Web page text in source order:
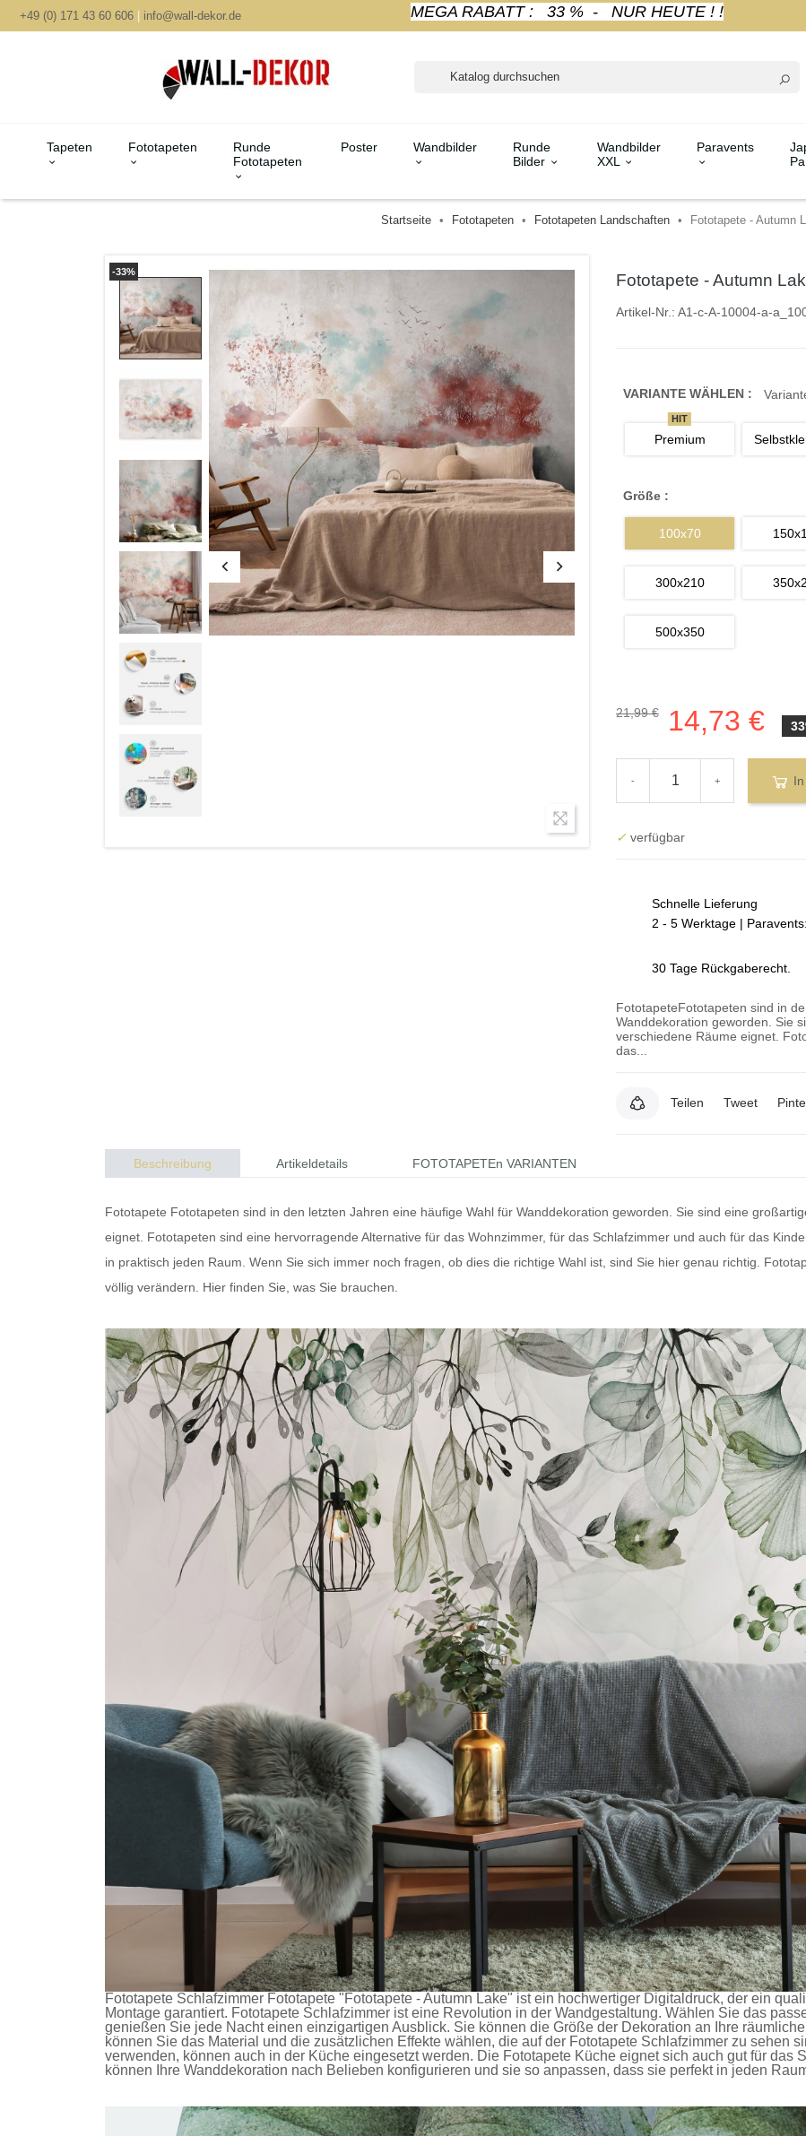
+49 (0) 171 43 60 606 | info@wall-dekor.de MEGA RABATT : 33 % - NUR HEUTE ! !
Tapeten Fototapeten
Runde
Fototapeten
Poster Wandbilder
Runde
Bilder
Wandbilder
XXL
Paravents
Startseite Fototapeten Fototapeten Landschaften Fototapete - Autumn
-33% Fototapete - Autumn
Artikel-Nr.: A1-c-A-10004-a-
VARIANTE WÄHLEN :
Premium
HIT
Größe :
100x70
300x210
500x350
21,99 € 14,73 €
- +
✓ verfügbar
Schnelle Lieferung
2 - 5 Werktage |
30 Tage Rückgaberecht.
FototapeteFototapeten sind in
Wanddekoration geworden. Sie
verschiedene Räume eignet.
das...
Teilen Tweet
Beschreibung Artikeldetails FOTOTAPETEn VARIANTEN
Fototapete Fototapeten sind in den letzten Jahren eine häufige Wahl für Wanddekoration geworden. Sie sind eine
eignet. Fototapeten sind eine hervorragende Alternative für das Wohnzimmer, für das Schlafzimmer und auch für das
in praktisch jeden Raum. Wenn Sie sich immer noch fragen, ob dies die richtige Wahl ist, sind Sie hier genau richtig.
völlig verändern. Hier finden Sie, was Sie brauchen.
Fototapete Schlafzimmer Fototapete "Fototapete - Autumn Lake" ist ein hochwertiger Digitaldruck, der ein
Montage garantiert. Fototapete Schlafzimmer ist eine Revolution in der Wandgestaltung. Wählen Sie das
genießen Sie jede Nacht einen einzigartigen Ausblick. Sie können die Größe der Dekoration an Ihre
können Sie das Material und die zusätzlichen Effekte wählen, die auf der Fototapete Schlafzimmer zu sehen
verwenden, können auch in der Küche eingesetzt werden. Die Fototapete Küche eignet sich auch gut für das
können Ihre Wanddekoration nach Belieben konfigurieren und sie so anpassen, dass sie perfekt in jeden